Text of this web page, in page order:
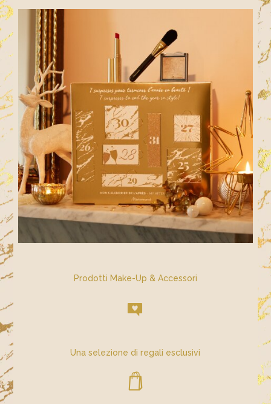
Prodotti Make-Up & Accessori
Una selezione di regali esclusivi